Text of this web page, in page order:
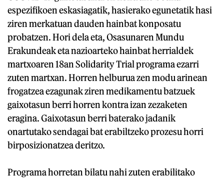
espezifikoen eskasiagatik, hasierako egunetatik hasi
ziren merkatuan dauden hainbat konposatu
probatzen. Hori dela eta, Osasunaren Mundu
Erakundeak eta nazioarteko hainbat herrialdek
martxoaren 18an Solidarity Trial programa ezarri
zuten martxan. Horren helburua zen modu arinean
frogatzea ezagunak ziren medikamentu batzuek
gaixotasun berri horren kontra izan zezaketen
eragina. Gaixotasun berri baterako jadanik
onartutako sendagai bat erabiltzeko prozesu horri
birposizionatzea deritzo.
Programa horretan bilatu nahi zuten erabilitako